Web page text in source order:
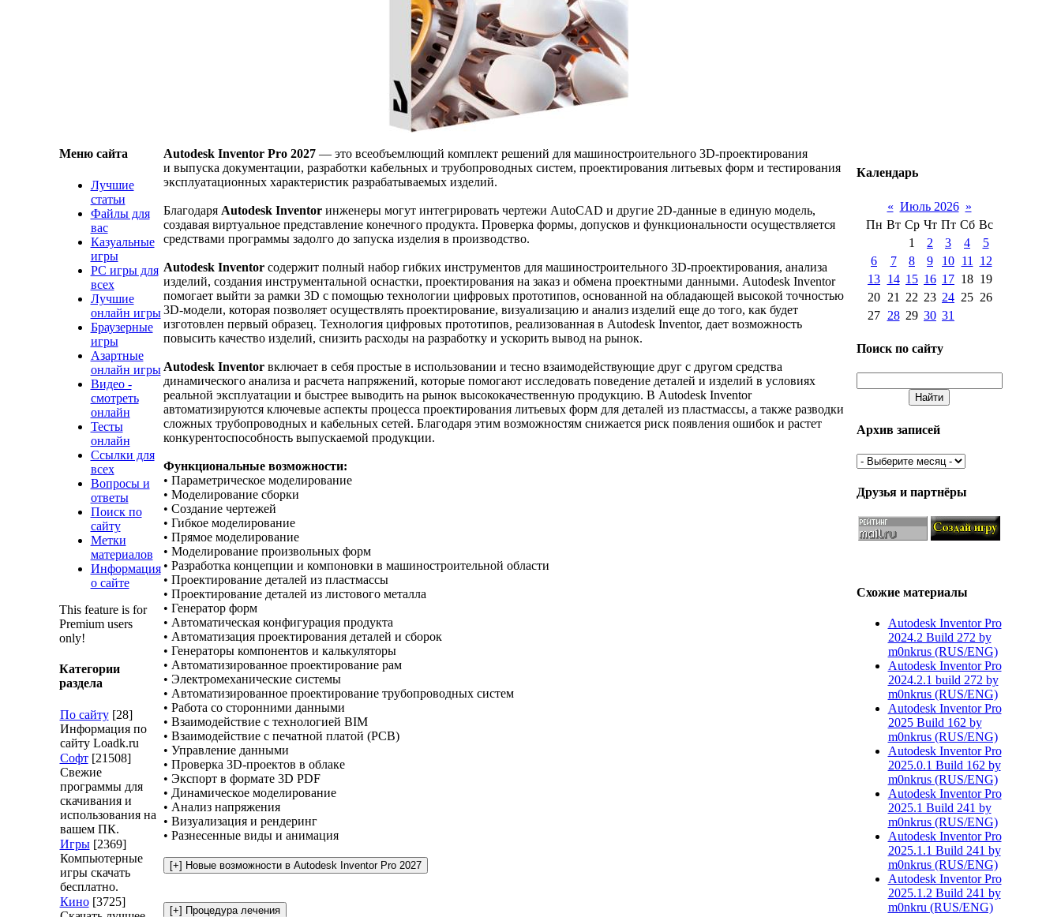
Меню сайта
Лучшие
статьи
Файлы для
вас
Казуальные
игры
PC игры для
всех
Лучшие
онлайн игры
Браузерные
игры
Азартные
онлайн игры
Видео -
смотреть
онлайн
Тесты
онлайн
Ссылки для
всех
Вопросы и
ответы
Поиск по
сайту
Метки
материалов
Информация
о сайте
This feature is for
Premium users
only!
Категории
раздела
По сайту [28]
Информация по
сайту Loadk.ru
Софт [21508]
Свежие
программы для
скачивания и
использования на
вашем ПК.
Игры [2369]
Компьютерные
игры скачать
бесплатно.
Кино [3725]
Autodesk Inventor Pro 2027— это всеобъемлющий комплект решений для машиностроительного 3D-проектирования
и выпуска документации, разработки кабельных и трубопроводных систем, проектирования литьевых форм и тестирования
эксплуатационных характеристик разрабатываемых изделий.
Благодаря Autodesk Inventorинженеры могут интегрировать чертежи AutoCAD и другие 2D-данные в единую модель,
создавая виртуальное представление конечного продукта. Проверка формы, допусков и функциональности осуществляется
средствами программы задолго до запуска изделия в производство.
Autodesk Inventorсодержит полный набор гибких инструментов для машиностроительного 3D-проектирования, анализа
изделий, создания инструментальной оснастки, проектирования на заказ и обмена проектными данными. Autodesk Inventor
помогает выйти за рамки 3D с помощью технологии цифровых прототипов, основанной на обладающей высокой точностью
3D-модели, которая позволяет осуществлять проектирование, визуализацию и анализ изделий еще до того, как будет
изготовлен первый образец. Технология цифровых прототипов, реализованная в Autodesk Inventor, дает возможность
повысить качество изделий, снизить расходы на разработку и ускорить вывод на рынок.
Autodesk Inventorвключает в себя простые в использовании и тесно взаимодействующие друг с другом средства
динамического анализа и расчета напряжений, которые помогают исследовать поведение деталей и изделий в условиях
реальной эксплуатации и быстрее выводить на рынок высококачественную продукцию. В Autodesk Inventor
автоматизируются ключевые аспекты процесса проектирования литьевых форм для деталей из пластмассы, а также разводки
сложных трубопроводных и кабельных сетей. Благодаря этим возможностям снижается риск появления ошибок и растет
конкурентоспособность выпускаемой продукции.
Функциональные возможности:
• Параметрическое моделирование
• Моделирование сборки
• Создание чертежей
• Гибкое моделирование
• Прямое моделирование
• Моделирование произвольных форм
• Разработка концепции и компоновки в машиностроительной области
• Проектирование деталей из пластмассы
• Проектирование деталей из листового металла
• Генератор форм
• Автоматическая конфигурация продукта
• Автоматизация проектирования деталей и сборок
• Генераторы компонентов и калькуляторы
• Автоматизированное проектирование рам
• Электромеханические системы
• Автоматизированное проектирование трубопроводных систем
• Работа со сторонними данными
• Взаимодействие с технологией BIM
• Взаимодействие с печатной платой (PCB)
• Управление данными
• Проверка 3D-проектов в облаке
• Экспорт в формате 3D PDF
• Динамическое моделирование
• Анализ напряжения
• Визуализация и рендеринг
• Разнесенные виды и анимация
Календарь
« Июль 2026 »
Пн Вт Ср Чт Пт Сб Вс
1
2 3 4
5
6
7 8 9 10 11
12
13 14 15 16 17 18 19
20 21 22 23 24 25 26
27 28 29 30 31
Поиск по сайту
Архив записей
Друзья и партнёры
Схожие материалы
Autodesk Inventor Pro
2024.2 Build 272 by
m0nkrus (RUS/ENG)
Autodesk Inventor Pro
2024.2.1 build 272 by
m0nkrus (RUS/ENG)
Autodesk Inventor Pro
2025 Build 162 by
m0nkrus (RUS/ENG)
Autodesk Inventor Pro
2025.0.1 Build 162 by
m0nkrus (RUS/ENG)
Autodesk Inventor Pro
2025.1 Build 241 by
m0nkrus (RUS/ENG)
Autodesk Inventor Pro
2025.1.1 Build 241 by
m0nkrus (RUS/ENG)
Autodesk Inventor Pro
2025.1.2 Build 241 by
m0nkru (RUS/ENG)